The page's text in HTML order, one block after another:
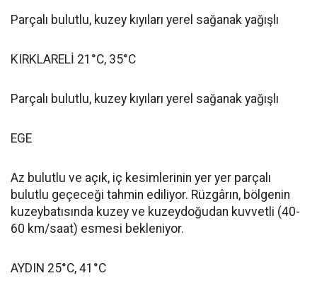
Parçalı bulutlu, kuzey kıyıları yerel sağanak yağışlı
KIRKLARELİ 21°C, 35°C
Parçalı bulutlu, kuzey kıyıları yerel sağanak yağışlı
EGE
Az bulutlu ve açık, iç kesimlerinin yer yer parçalı
bulutlu geçeceği tahmin ediliyor. Rüzgârın, bölgenin
kuzeybatısında kuzey ve kuzeydoğudan kuvvetli (40-
60 km/saat) esmesi bekleniyor.
AYDIN 25°C, 41°C